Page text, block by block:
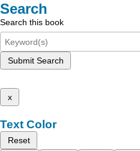
Search
Search this book
Submit Search
x
Text Color
Reset